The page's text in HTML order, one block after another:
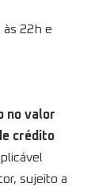
às 22h e
no valor
crédito
sujeito a